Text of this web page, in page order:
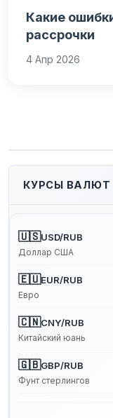
Какие
рассрочки
4 Апр 2026
КУРСЫ ВАЛЮТ
🇺🇸USD/RUB
Доллар США
🇪🇺EUR/RUB
Евро
🇨🇳CNY/RUB
Китайский юань
🇬🇧GBP/RUB
Фунт стерлингов